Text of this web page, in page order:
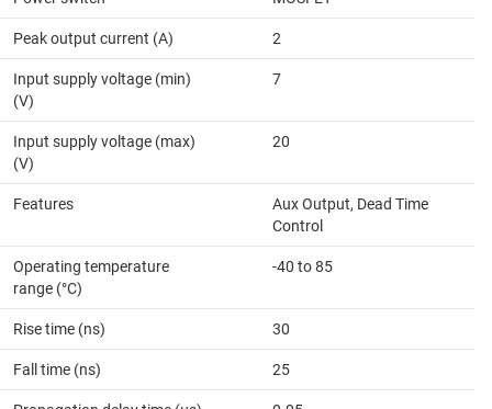
Peak output current (A) 2
Input supply voltage (min)
(V)
7
Input supply voltage (max)
(V)
20
Features
Aux Output, Dead Time
Control
Operating temperature
range (°C)
-40 to 85
Rise time (ns) 30
Fall time (ns) 25